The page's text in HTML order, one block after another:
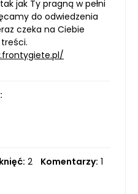
jak Ty pragną w pełni
do odwiedzenia
czeka na Ciebie
2 Komentarzy: 1